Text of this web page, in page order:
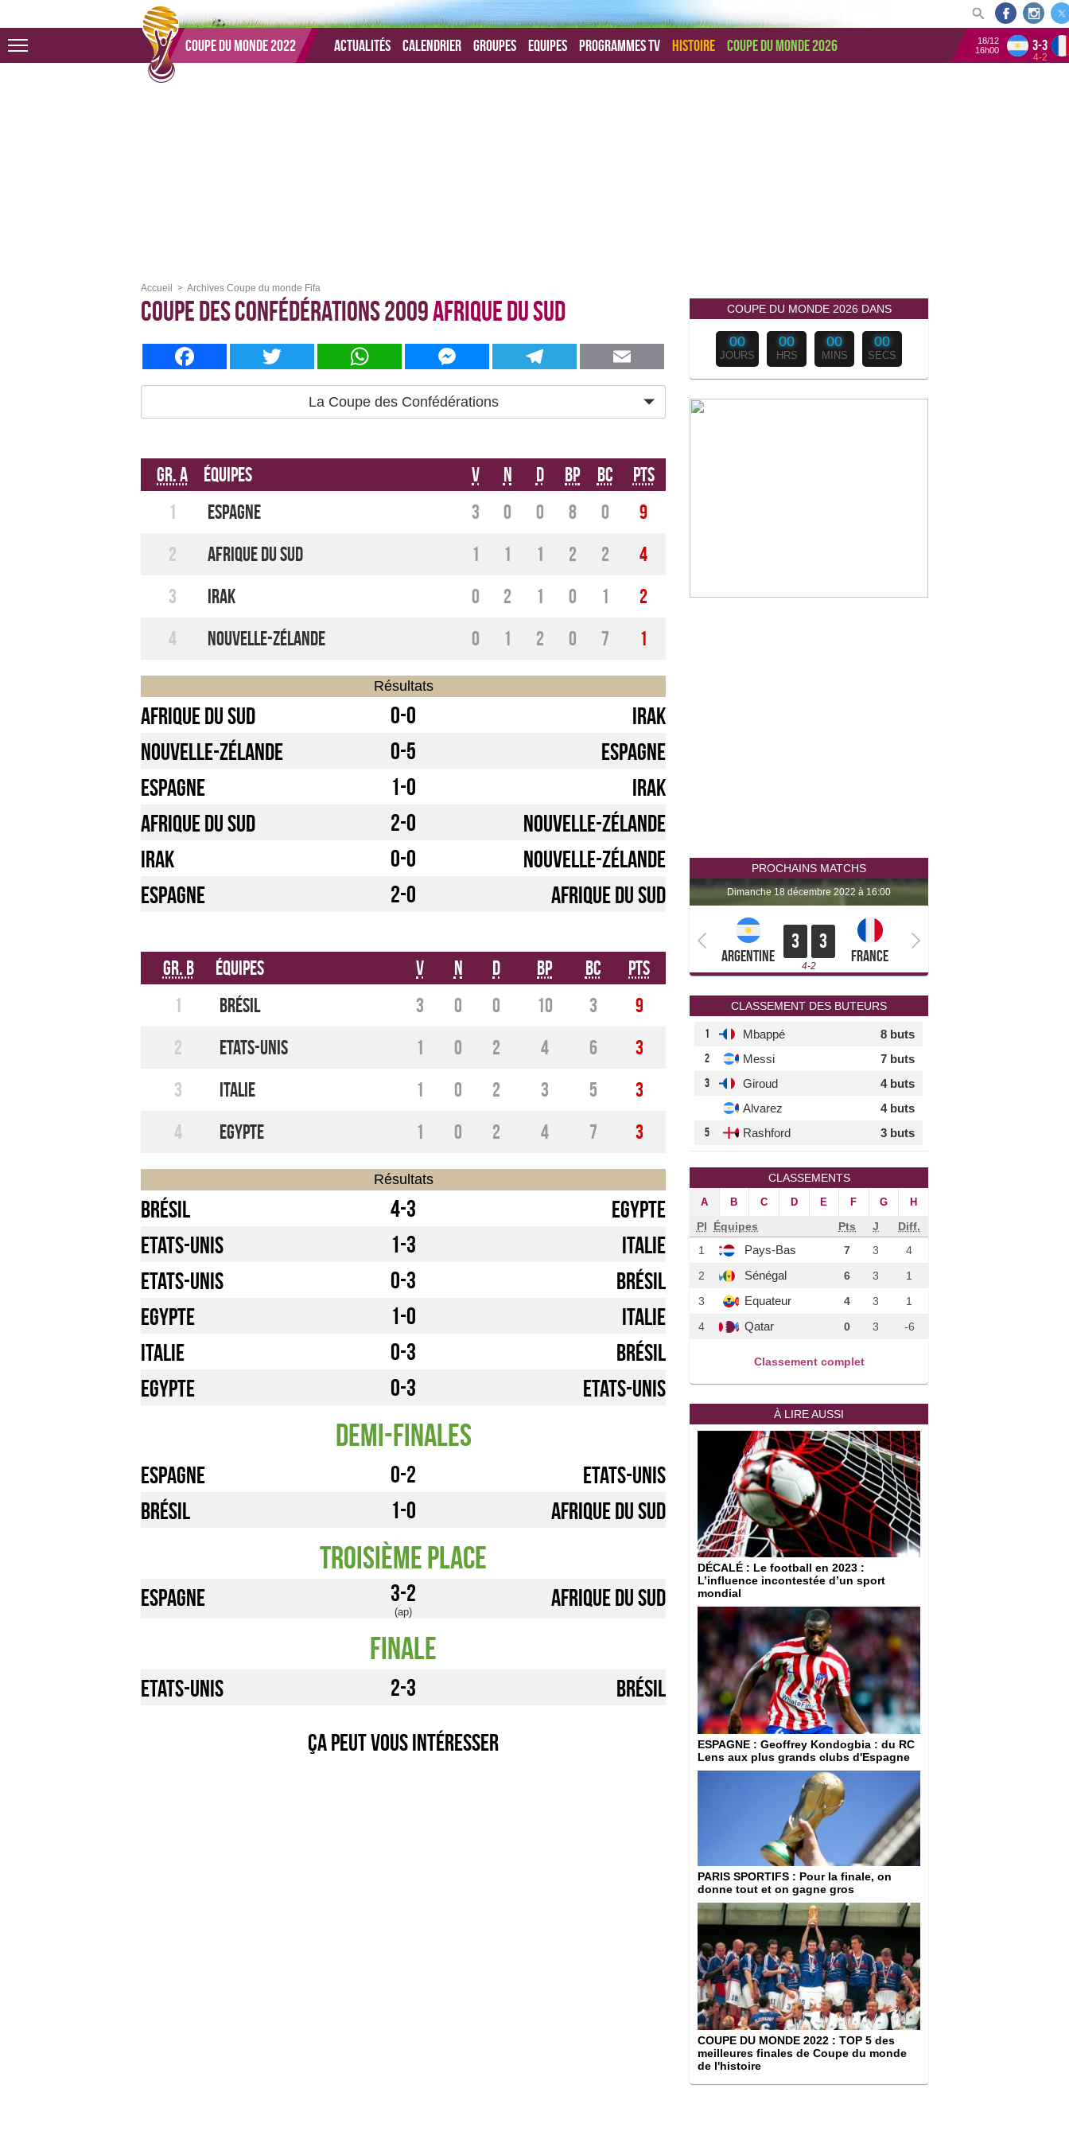
Aller au menu
Coupe du monde 2022 Actualités Calendrier Groupes Equipes Programmes TV Histoire Coupe du monde 2026
18/12
16h00
3-3
4-2
Accueil Archives Coupe du monde Fifa
Coupe des Confédérations 2009Afrique du Sud
La Coupe des Confédérations
Gr. A Équipes V N D BP BC
Pts
1
Espagne 3 0 0 8 0
9
2
Afrique du Sud 1 1 1 2 2
4
3
Irak 0 2 1 0 1
2
4
Nouvelle-Zélande 0 1 2 0 7 1
Résultats
Afrique du Sud 0-0
Irak
Nouvelle-Zélande
0-5
Espagne
Espagne
1-0
Irak
Afrique du Sud
2-0
Nouvelle-Zélande
Irak
0-0
Nouvelle-Zélande
Espagne
2-0 Afrique du Sud
Gr. B Équipes V N D BP BC
Pts
1
Brésil 3 0 0 10 3
9
2
Etats-Unis 1 0 2 4 6
3
3
Italie 1 0 2 3 5
3
4
Egypte 1 0 2 4 7 3
Résultats
Brésil 4-3
Egypte
Etats-Unis
1-3
Italie
Etats-Unis
0-3
Brésil
Egypte
1-0
Italie
Italie
0-3
Brésil
Egypte
0-3 Etats-Unis
Demi-finales
Espagne 0-2
Etats-Unis
Brésil
1-0 Afrique du Sud
Troisième place
Espagne 3-2
(ap)
Afrique du Sud
Finale
Etats-Unis 2-3 Brésil
Ça peut vous intéresser
COUPE DU MONDE 2026 DANS
00
JOURS
00
HRS
00
MINS
00
SECS
PROCHAINS MATCHS
dimanche 18 décembre 2022 à 16:00
Argentine
3 3
4-2
France
CLASSEMENT DES BUTEURS
1 Mbappé 8 buts
2 Messi 7 buts
3 Giroud
4 buts
Alvarez
4 buts
5 Rashford 3 buts
CLASSEMENTS
A B C D E F G H
Pl Équipes Pts J
Diff.
1
Pays-Bas 7 3
4
2
Sénégal 6 3
1
3
Equateur 4 3
1
4
Qatar 0 3 -6
Classement complet
À LIRE AUSSI
DÉCALÉ : Le football en 2023 :
L’influence incontestée d’un sport
mondial
ESPAGNE : Geoffrey Kondogbia : du RC
Lens aux plus grands clubs d'Espagne
PARIS SPORTIFS : Pour la finale, on
donne tout et on gagne gros
COUPE DU MONDE 2022 : TOP 5 des
meilleures finales de Coupe du monde
de l'histoire